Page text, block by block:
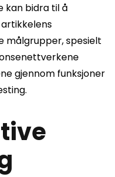
kan bidra til å
målgrupper, spesielt
gjennom funksjoner